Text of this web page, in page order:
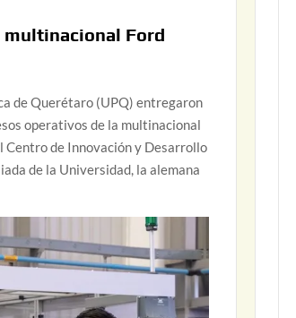
multinacional Ford
de Querétaro (UPQ) entregaron
operativos de la multinacional
Centro de Innovación y Desarrollo
de la Universidad, la alemana